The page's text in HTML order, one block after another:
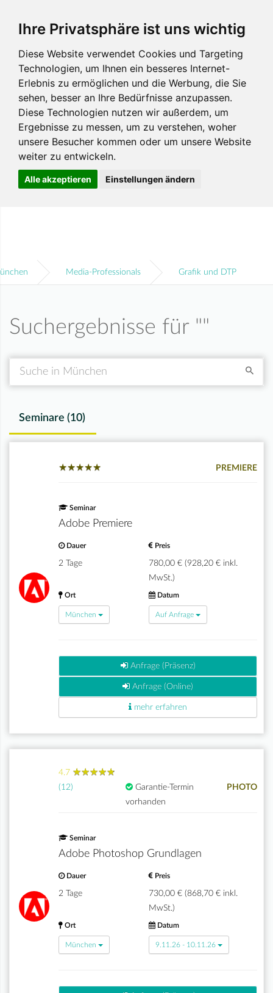
Ihre Privatsphäre ist uns wichtig
Diese Website verwendet Cookies und Targeting
Technologien, um Ihnen ein besseres Internet-
Erlebnis zu ermöglichen und die Werbung, die Sie
sehen, besser an Ihre Bedürfnisse anzupassen.
Diese Technologien nutzen wir außerdem, um
Ergebnisse zu messen, um zu verstehen, woher
unsere Besucher kommen oder um unsere Website
weiter zu entwickeln.
Alle akzeptieren Einstellungen ändern
Media-Professionals Grafik und DTP
Suchergebnisse für ""
Seminare (10)
★★★★★
★★★★★ PREMIERE
Seminar
Adobe Premiere
Dauer
2 Tage
Preis
780,00 € (928,20 € inkl.
MwSt.)
Ort
München
Datum
Auf Anfrage
Anfrage (Präsenz)
Anfrage (Online)
mehr erfahren
4.7 ★★★★★
★★★★★
(12)
Garantie-Termin
vorhanden
PHOTO
Seminar
Adobe Photoshop Grundlagen
Dauer
2 Tage
Preis
730,00 € (868,70 € inkl.
MwSt.)
Ort
München
Datum
9.11.26 - 10.11.26